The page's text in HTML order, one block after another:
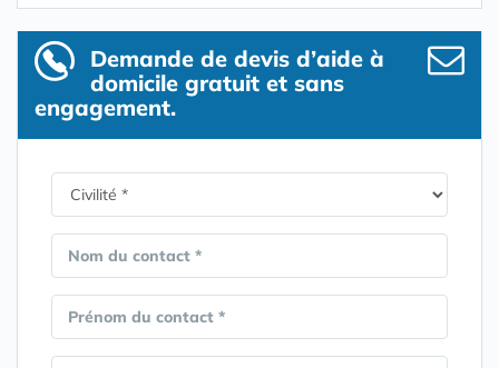
Demande de devis d’aide à
domicile gratuit et sans
engagement.
Nom du contact *
Prénom du contact *